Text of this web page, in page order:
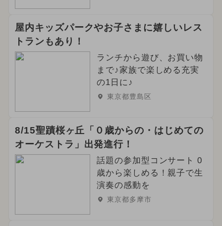
屋内キッズパークやお子さまに嬉しいレス
トランもあり！
ランチから遊び、お買い物
まで♪家族で楽しめる充実
の1日に♪
東京都豊島区
8/15聖蹟桜ヶ丘「０歳からの・はじめての
オーケストラ」出発進行！
話題の参加型コンサート 0
歳から楽しめる！親子で生
演奏の感動を
東京都多摩市